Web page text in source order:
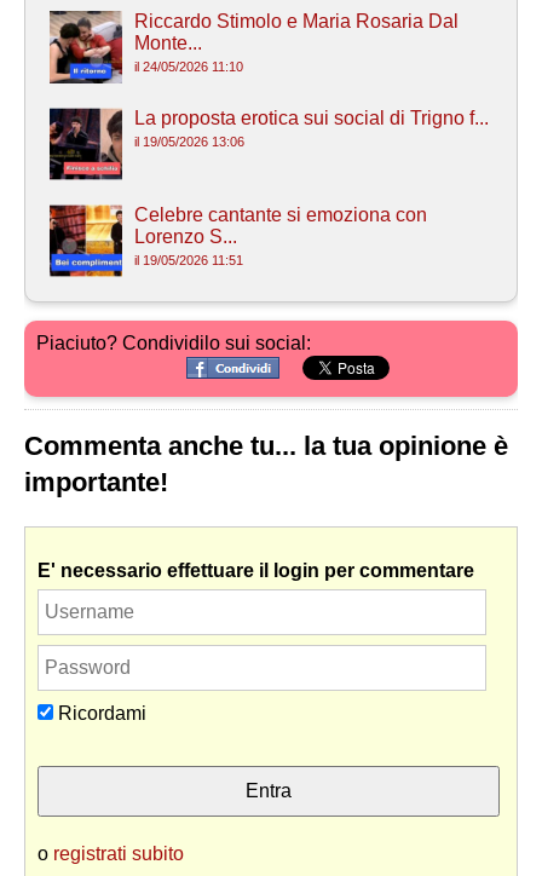
Riccardo Stimolo e Maria Rosaria Dal
Monte...
il 24/05/2026 11:10
La proposta erotica sui social di Trigno f...
il 19/05/2026 13:06
Celebre cantante si emoziona con
Lorenzo S...
il 19/05/2026 11:51
Piaciuto? Condividilo sui social:
Commenta anche tu... la tua opinione è
importante!
E' necessario effettuare il login per commentare
Ricordami
o registrati subito